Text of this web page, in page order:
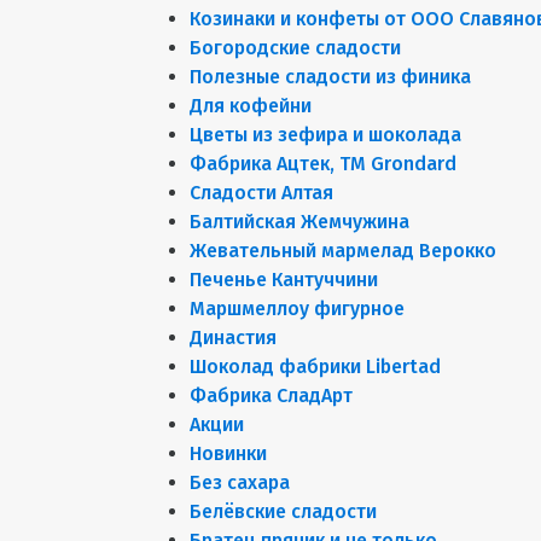
Козинаки и конфеты от ООО
Богородские сладости
Полезные сладости из финика
Для кофейни
Цветы из зефира и шоколада
Фабрика Ацтек, ТМ Grondard
Сладости Алтая
Балтийская Жемчужина
Жевательный мармелад Верокко
Печенье Кантуччини
Маршмеллоу фигурное
Династия
Шоколад фабрики Libertad
Фабрика СладАрт
Акции
Новинки
Без сахара
Белёвские сладости